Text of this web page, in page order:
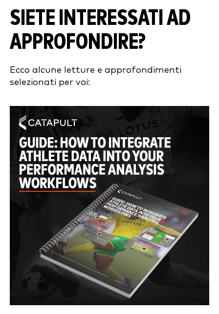
SIETE INTERESSATI AD
APPROFONDIRE?
Ecco alcune letture e approfondimenti
selezionati per voi: